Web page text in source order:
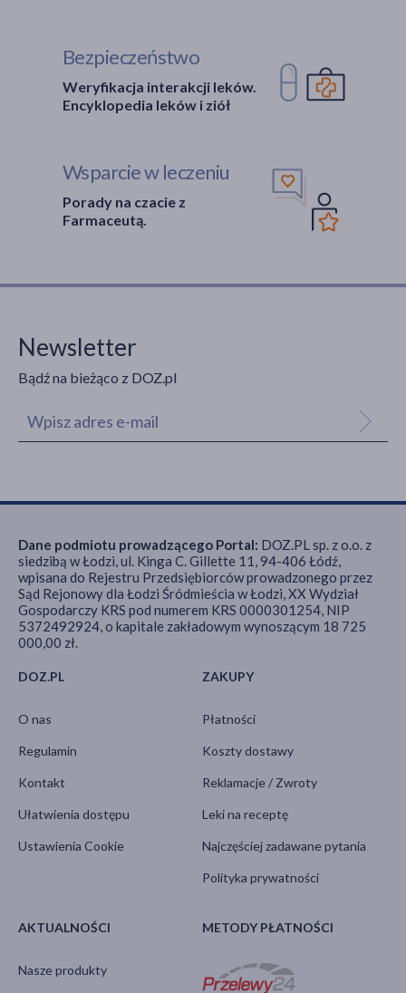
Bezpieczeństwo
Weryfikacja interakcji leków.
Encyklopedia leków i ziół
Wsparcie w leczeniu
Porady na czacie z
Farmaceutą.
Newsletter
Bądź na bieżąco z DOZ.pl
DOZ.PL
O nas
Regulamin
Kontakt
Ułatwienia dostępu
Ustawienia Cookie
ZAKUPY
Płatności
Koszty dostawy
Reklamacje / Zwroty
Leki na receptę
Najczęściej zadawane pytania
Polityka prywatności
AKTUALNOŚCI
Nasze produkty
METODY PŁATNOŚCI
Dane podmiotu prowadzącego Portal: DOZ.PL sp. z o.o. z
siedzibą w Łodzi, ul. Kinga C. Gillette 11, 94-406 Łódź,
wpisana do Rejestru Przedsiębiorców prowadzonego przez
Sąd Rejonowy dla Łodzi Śródmieścia w Łodzi, XX Wydział
Gospodarczy KRS pod numerem KRS 0000301254, NIP
5372492924, o kapitale zakładowym wynoszącym 18 725
000,00 zł.